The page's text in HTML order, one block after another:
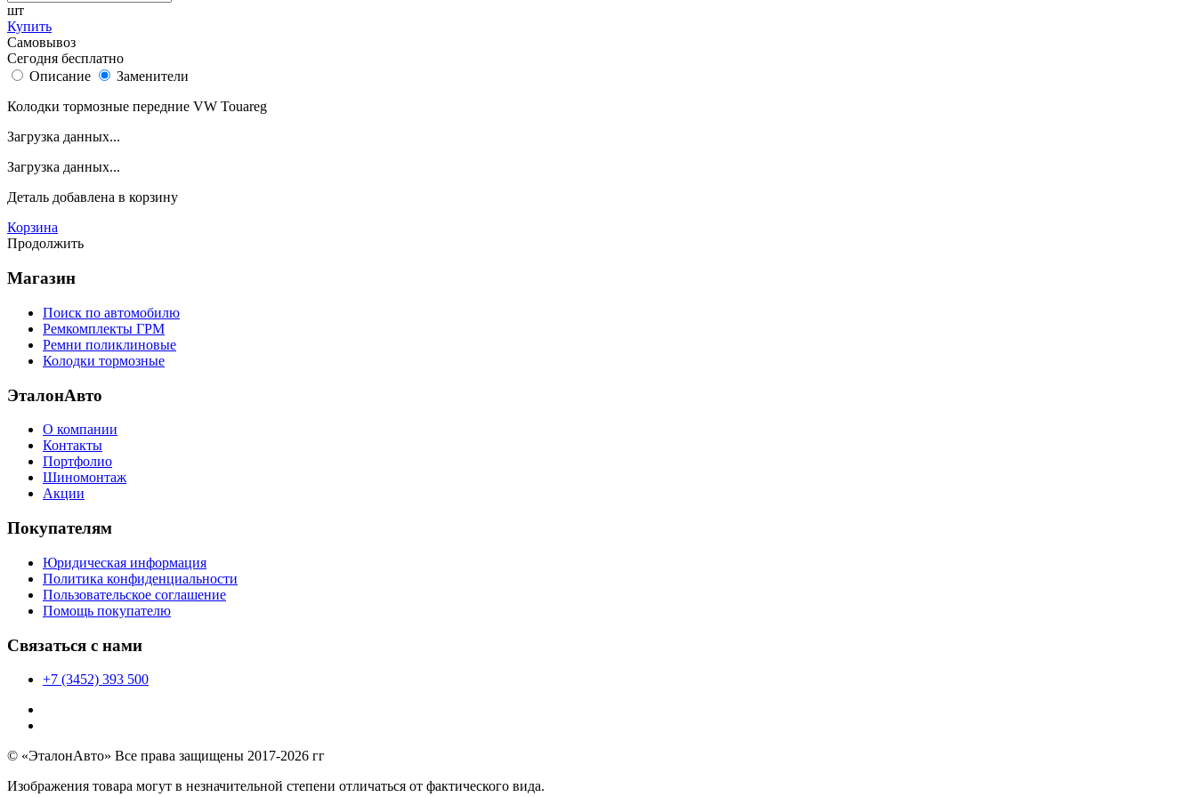
шт
Купить
Самовывоз
Сегодня бесплатно
Описание
Заменители
Колодки тормозные передние VW Touareg
Загрузка данных...
Загрузка данных...
Деталь добавлена в корзину
Корзина
Продолжить
Магазин
Поиск по автомобилю
Ремкомплекты ГРМ
Ремни поликлиновые
Колодки тормозные
ЭталонАвто
О компании
Контакты
Портфолио
Шиномонтаж
Акции
Покупателям
Юридическая информация
Политика конфиденциальности
Пользовательское соглашение
Помощь покупателю
Связаться с нами
+7 (3452) 393 500
© «ЭталонАвто» Все права защищены 2017-2026 гг
Изображения товара могут в незначительной степени отличаться от фактического вида.